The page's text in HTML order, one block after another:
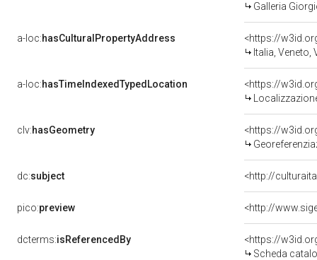
Galleria
a-loc:hasCulturalPropertyAddress
<https://
Italia, Veneto,
a-loc:hasTimeIndexedTypedLocation
<https://
clv:hasGeometry
<https://
dc:subject <http://
pico:preview
dcterms:isReferencedBy
<https://
Scheda